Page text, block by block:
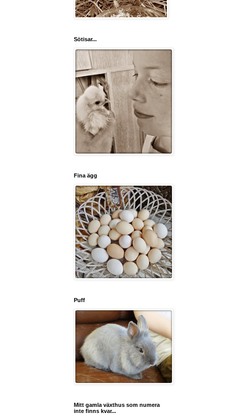
Sötisar...
Fina ägg
Puff
Mitt gamla växthus som numera
inte finns kvar...